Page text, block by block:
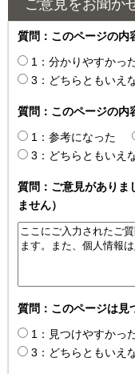
ご意見をお聞か
質問：このページの内
1：分かりやすかっ
3：どちらともいえ
質問：このページの内
1：参考になった
3：どちらともいえ
質問：ご意見がありま
ません）
質問：このページは見
1：見つけやすかっ
3：どちらともいえ